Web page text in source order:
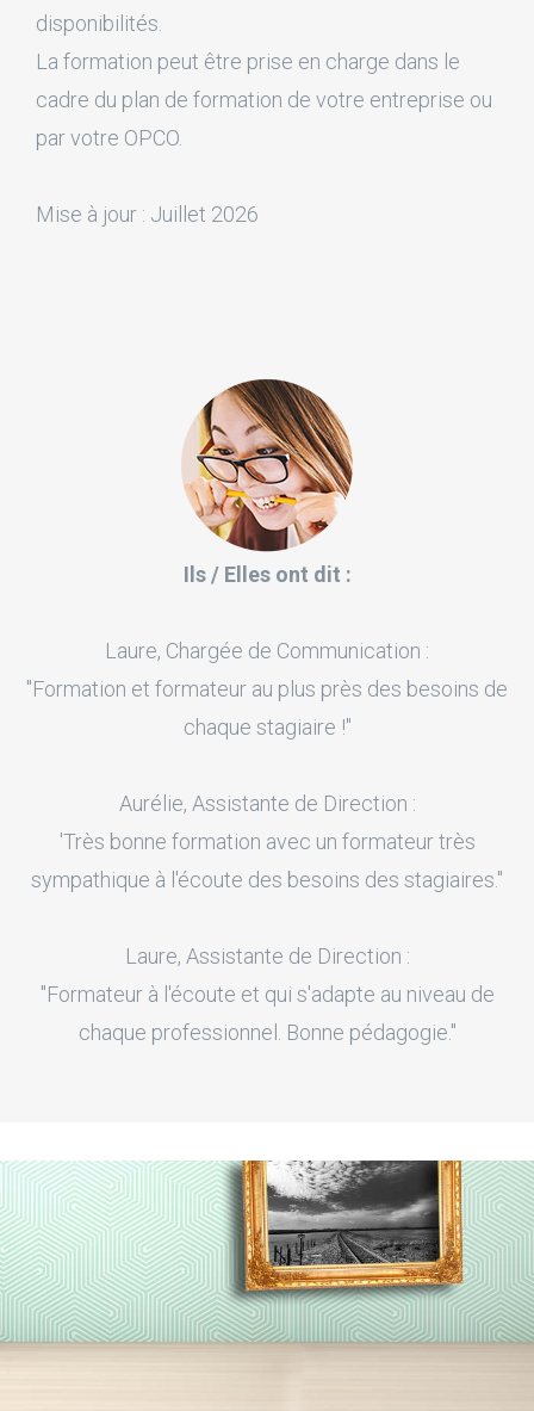
disponibilités.
La formation peut être prise en charge dans le
cadre du plan de formation de votre entreprise ou
par votre OPCO.
Mise à jour : Juillet 2026
Ils / Elles ont dit :
Laure, Chargée de Communication :
"Formation et formateur au plus près des besoins de
chaque stagiaire !"
Aurélie, Assistante de Direction :
'Très bonne formation avec un formateur très
sympathique à l'écoute des besoins des stagiaires."
Laure, Assistante de Direction :
"Formateur à l'écoute et qui s'adapte au niveau de
chaque professionnel. Bonne pédagogie."